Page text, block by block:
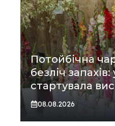
Потойбічна
безліч запахів:
стартувала
08.08.2026